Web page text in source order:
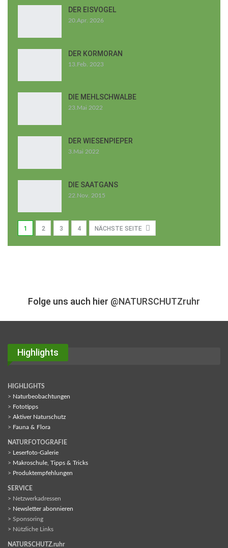
DER EISVOGEL
20.Apr. 2026
DER KORMORAN
13.Feb. 2023
DIE MEHLSCHWALBE
23.Mai 2022
DER WIESENPIEPER
3.Mai 2022
DIE SAATGANS
22.Nov. 2015
1 2 3 4 NÄCHSTE SEITE
Folge uns auch hier @NATURSCHUTZruhr
Highlights
HIGHLIGHTS
> Naturbeobachtungen
> Fototipps
> Aktiver Naturschutz
> Fauna & Flora
NATURFOTOGRAFIE
> Leserfoto-Galerie
> Makroschule, Tipps & Tricks
> Produktempfehlungen
SERVICE
> Netzwerkadressen
> Newsletter abonnieren
> Sponsoring
> Nützliche Links
NATURSCHUTZ.ruhr